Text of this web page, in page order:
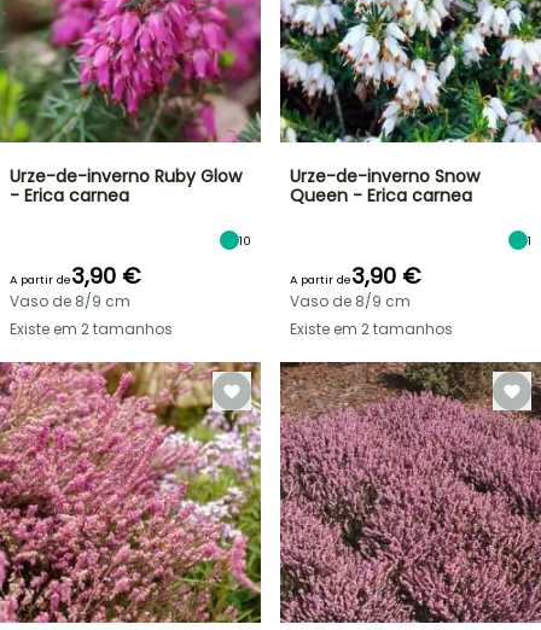
Urze-de-inverno Ruby Glow
- Erica carnea
10
A partir de3,90 €
Vaso de 8/9 cm
Existe em 2 tamanhos
Urze-de-inverno Snow
Queen - Erica carnea
1
A partir de3,90 €
Vaso de 8/9 cm
Existe em 2 tamanhos